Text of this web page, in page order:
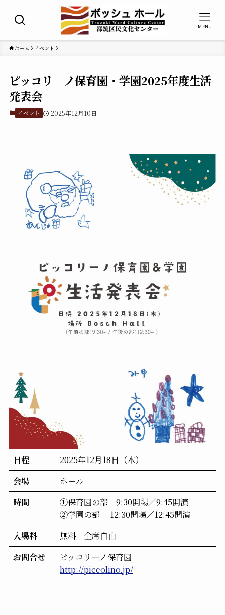
MENU
ホーム イベント
ピッコリ―ノ保育園・学園2025年度生活
発表会
イベント 2025年12月10日
日程
2025年12月18日（木）
会場
ホール
時間
①保育園の部 9:30開場／9:45開演
②学園の部 12:30開場／12:45開演
入場料
無料 全席自由
お問合せ
ピッコリ―ノ保育園
http://piccolino.jp/